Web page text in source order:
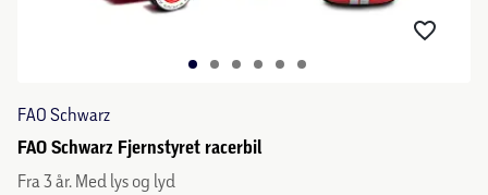
FAO Schwarz
FAO Schwarz Fjernstyret racerbil
Fra 3 år. Med lys og lyd